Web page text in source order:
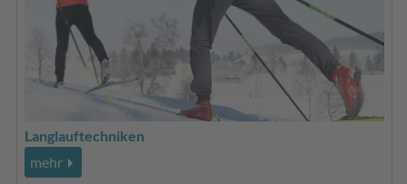
Langlauftechniken
mehr